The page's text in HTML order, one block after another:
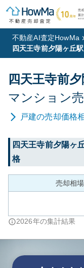
不動産AI査定HowMa
四天王寺前夕陽ヶ丘駅
四天王寺前
マンション
戸建の売却価格
四天王寺前夕陽ヶ
格
売却相
2026年の集計結果